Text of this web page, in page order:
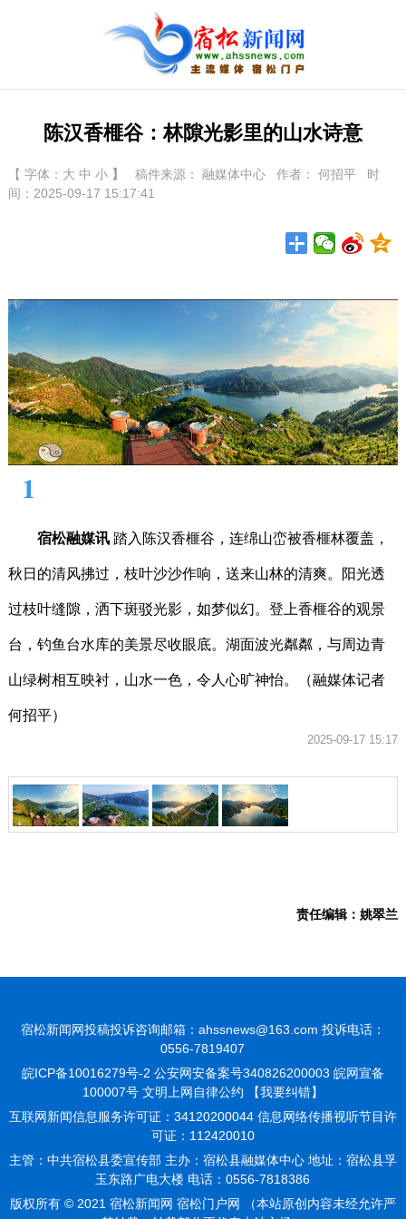
陈汉香榧谷：林隙光影里的山水诗意
【 字体： 大 中 小】
稿件来源： 融媒体中心 作者： 何招平 时
间：2025-09-17 15:17:41
1
宿松融媒讯踏入陈汉香榧谷，连绵山峦被香榧林覆盖，
秋日的清风拂过，枝叶沙沙作响，送来山林的清爽。阳光透
过枝叶缝隙，洒下斑驳光影，如梦似幻。登上香榧谷的观景
台，钓鱼台水库的美景尽收眼底。湖面波光粼粼，与周边青
山绿树相互映衬，山水一色，令人心旷神怡。（融媒体记者
何招平）
2025-09-17 15:17
责任编辑：姚翠兰
宿松新闻网投稿投诉咨询邮箱：ahssnews@163.com 投诉电话：
0556-7819407
皖ICP备10016279号-2 公安网安备案号340826200003 皖网宣备
100007号 文明上网自律公约
【我要纠错】
互联网新闻信息服务许可证：34120200044 信息网络传播视听节目许
可证：112420010
主管：中共宿松县委宣传部 主办：宿松县融媒体中心 地址：宿松县孚
玉东路广电大楼 电话：0556-7818386
版权所有 © 2021 宿松新闻网 宿松门户网 （本站原创内容未经允许严